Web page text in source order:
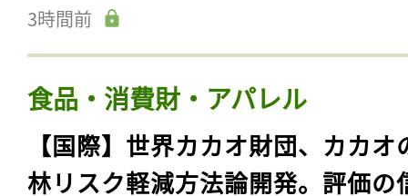
3時間前
食品・消費財・アパレル
【国際】世界カカオ財団、カカオ
林リスク軽減方法論開発。評価の